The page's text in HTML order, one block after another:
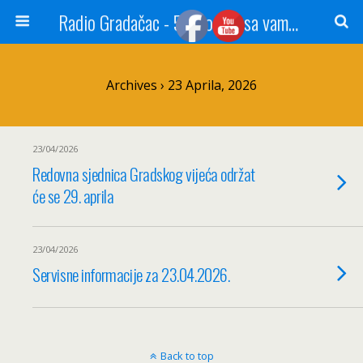
Radio Gradačac - 56 godina sa vama...
Archives › 23 Aprila, 2026
23/04/2026
Redovna sjednica Gradskog vijeća održat
će se 29. aprila
23/04/2026
Servisne informacije za 23.04.2026.
Back to top